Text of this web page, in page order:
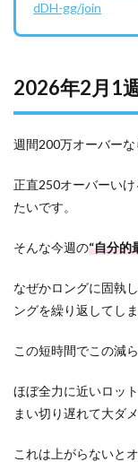
dDH-gg/join
2026年2月1
週間200万オーバーな
正直250オーバーい
たいです。
そんな今週の“自分的
なぜかロングに固執
ングを繰り返してし
この短時間でこの減
ほぼ全力に近いロッ
まい切り遅れて大ダメ
これは上がらないと